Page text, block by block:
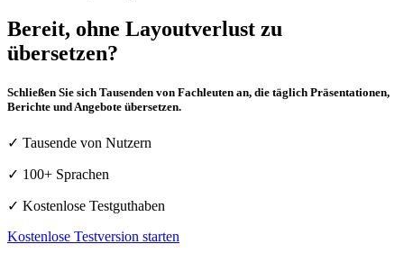
Bereit, ohne Layoutverlust zu
übersetzen?
Schließen Sie sich Tausenden von Fachleuten an, die täglich Präsentationen,
Berichte und Angebote übersetzen.
✓ Tausende von Nutzern
✓ 100+ Sprachen
✓ Kostenlose Testguthaben
Kostenlose Testversion starten